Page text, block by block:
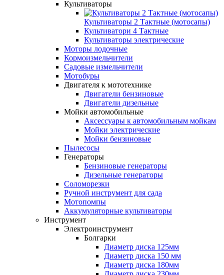
Культиваторы
Культиваторы 2 Тактные (мотосапы)
Культиватори 4 Тактные
Культиваторы электрические
Моторы лодочные
Кормоизмельчители
Садовые измельчители
Мотобуры
Двигателя к мототехнике
Двигатели бензиновые
Двигатели дизельные
Мойки автомобильные
Аксессуары к автомобильным мойкам
Мойки электрические
Мойки бензиновые
Пылесосы
Генераторы
Бензиновые генераторы
Дизельные генераторы
Соломорезки
Ручной инструмент для сада
Мотопомпы
Аккумуляторные культиваторы
Инструмент
Электроинструмент
Болгарки
Диаметр диска 125мм
Диаметр диска 150 мм
Диаметр диска 180мм